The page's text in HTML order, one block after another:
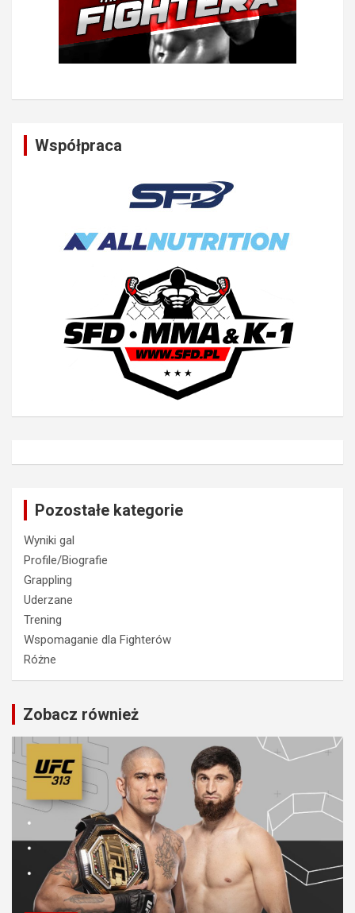
Współpraca
Pozostałe kategorie
Wyniki gal
Profile/Biografie
Grappling
Uderzane
Trening
Wspomaganie dla Fighterów
Różne
Zobacz również